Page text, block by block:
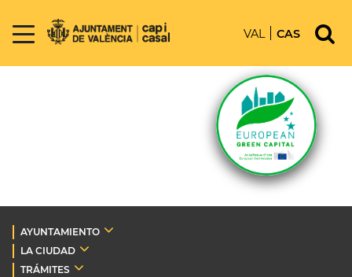
VAL CAS
AYUNTAMIENTO
LA CIUDAD
TRÁMITES